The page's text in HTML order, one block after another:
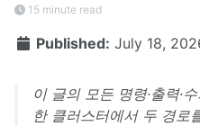
15 minute read
Published: July 18,
이 글의 모든 명령·출력·
한 클러스터에서 두 경로